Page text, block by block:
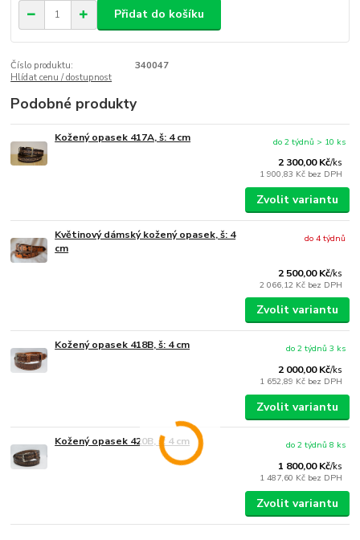
Přidat do košíku
Číslo produktu:
340047
Hlídat cenu / dostupnost
Podobné produkty
Kožený opasek 417A, š: 4 cm
2 300,00 Kč/ks
1 900,83 Kč bez DPH
do 2 týdnů > 10 ks
Zvolit variantu
Květinový dámský kožený opasek, š: 4
cm
2 500,00 Kč/ks
2 066,12 Kč bez DPH
do 4 týdnů
Zvolit variantu
Kožený opasek 418B, š: 4 cm
2 000,00 Kč/ks
1 652,89 Kč bez DPH
do 2 týdnů 3 ks
Zvolit variantu
Kožený opasek 420B, š: 4 cm
1 800,00 Kč/ks
1 487,60 Kč bez DPH
do 2 týdnů 8 ks
Zvolit variantu